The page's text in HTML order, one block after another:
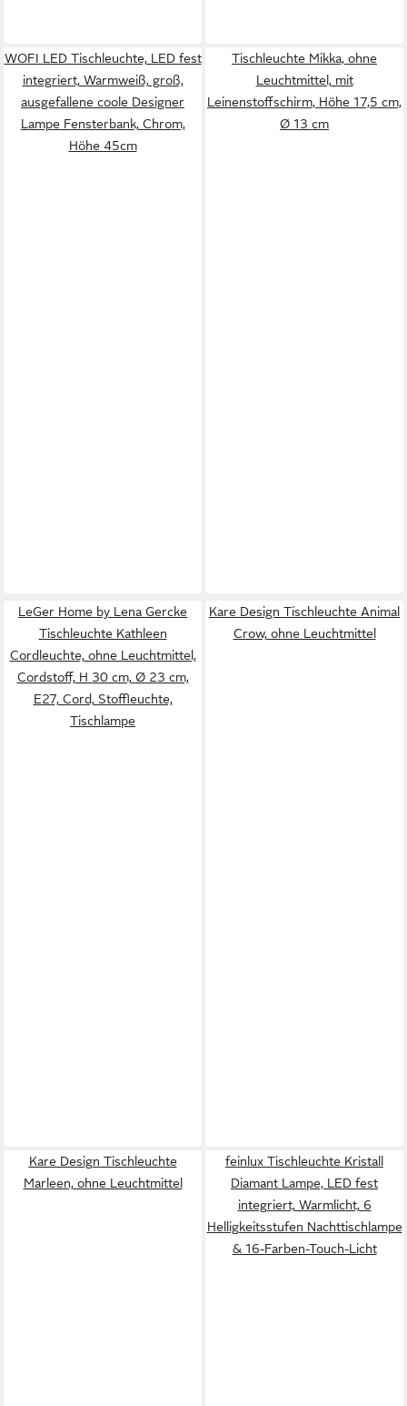
WOFI LED Tischleuchte, LED fest
integriert, Warmweiß, groß,
ausgefallene coole Designer
Lampe Fensterbank, Chrom,
Höhe 45cm
Tischleuchte Mikka, ohne
Leuchtmittel, mit
Leinenstoffschirm, Höhe 17,5 cm,
Ø 13 cm
LeGer Home by Lena Gercke
Tischleuchte Kathleen
Cordleuchte, ohne Leuchtmittel,
Cordstoff, H 30 cm, Ø 23 cm,
E27, Cord, Stoffleuchte,
Tischlampe
Kare Design Tischleuchte Animal
Crow, ohne Leuchtmittel
Kare Design Tischleuchte
Marleen, ohne Leuchtmittel
feinlux Tischleuchte Kristall
Diamant Lampe, LED fest
integriert, Warmlicht, 6
Helligkeitsstufen Nachttischlampe
& 16-Farben-Touch-Licht